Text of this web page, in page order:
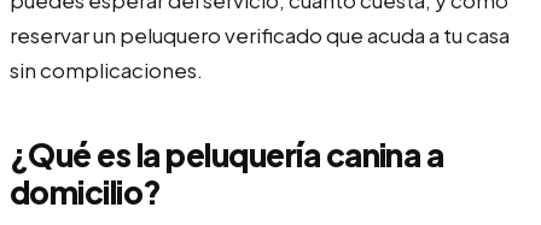
reservar un peluquero verificado que acuda a tu casa
sin complicaciones.
¿Qué es la peluquería canina a
domicilio?